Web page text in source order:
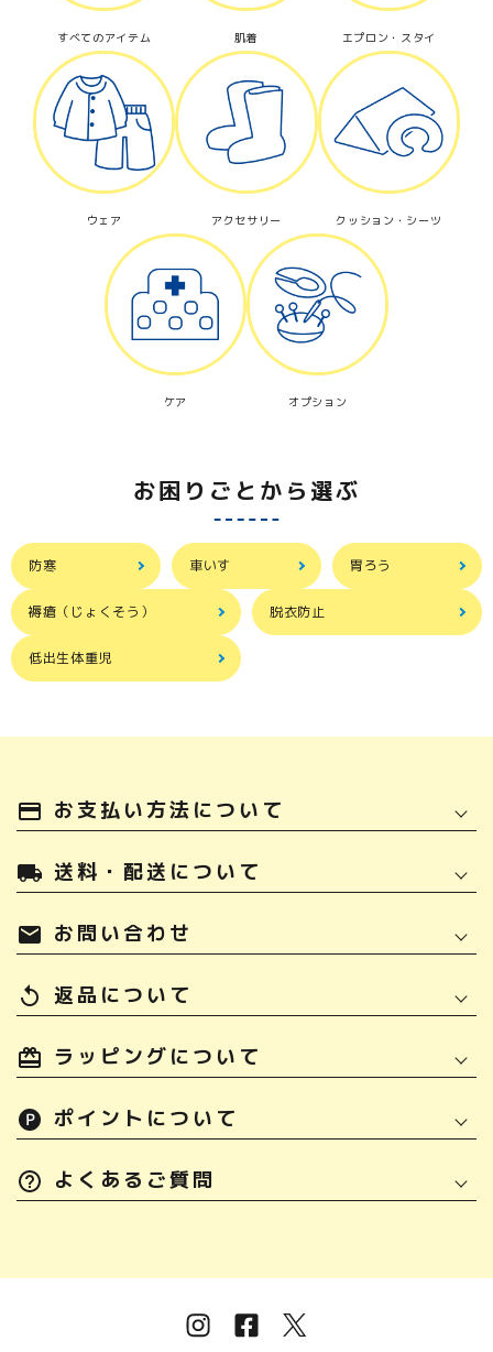
検索する
すべてのアイテム 肌着 エプロン・スタイ
ウェア アクセサリー クッション・シーツ
ケア オプション
お困りごとから選ぶ
防寒 車いす 胃ろう
褥瘡（じょくそう） 脱衣防止
低出生体重児
payment お支払い方法について
local_shipping 送料・配送について
mail お問い合わせ
replay 返品について
ラッピングについて
ポイントについて
よくあるご質問